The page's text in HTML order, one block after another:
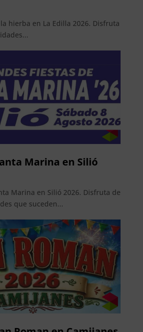
hierba en La Edilla 2026. Disfruta
Marina en Silió
Marina en Silió 2026. Disfruta de
que suceden...